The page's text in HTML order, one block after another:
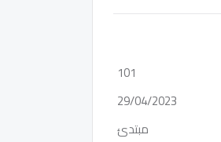
101
29/04/2023
مبتدئ